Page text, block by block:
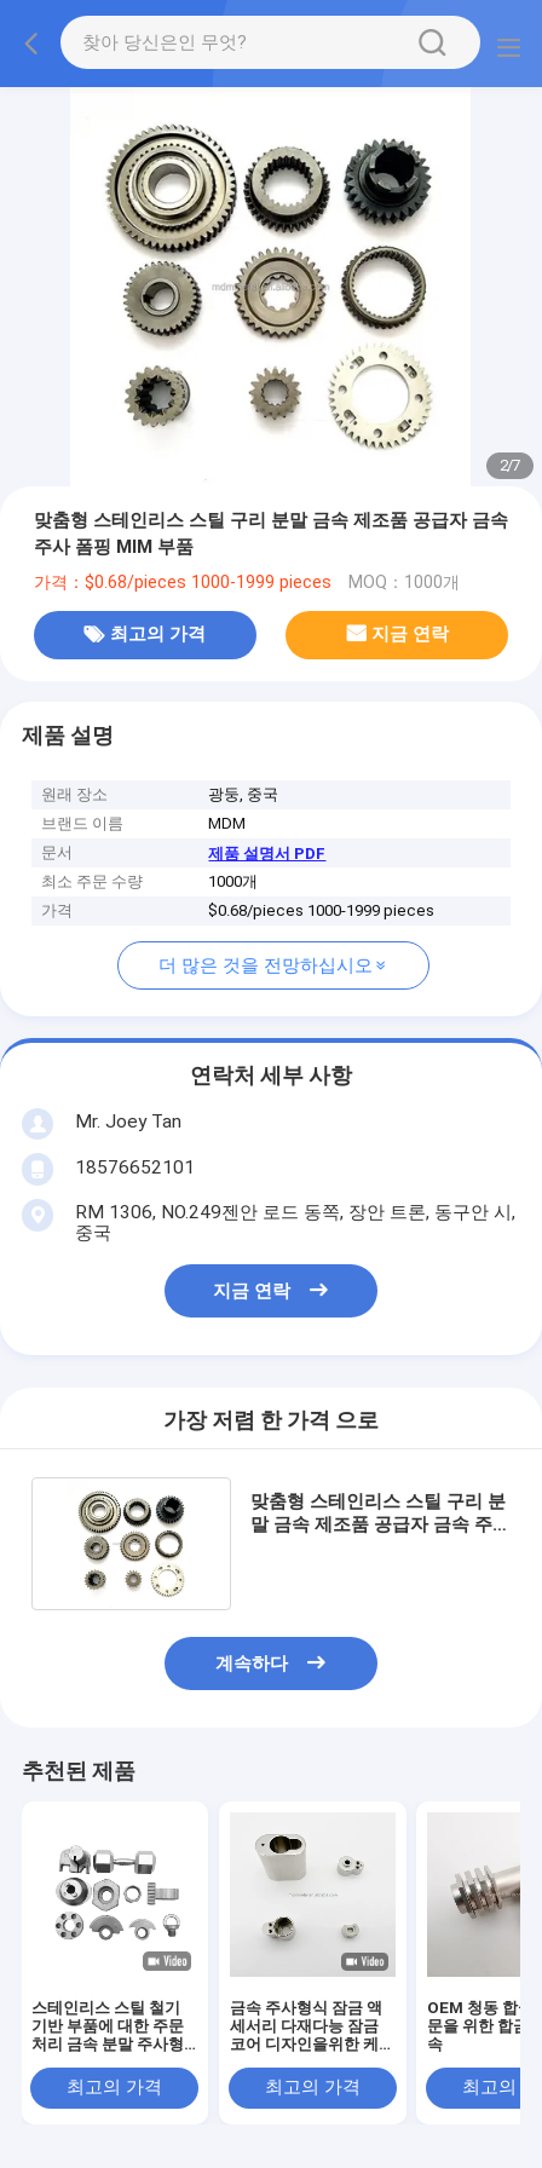
2/7
맞춤형 스테인리스 스틸 구리 분말 금속 제조품 공급자 금속
주사 폼핑 MIM 부품
가격：$0.68/pieces 1000-1999 pieces MOQ：1000개
최고의 가격 지금 연락
제품 설명
원래 장소
광둥, 중국
브랜드 이름
MDM
문서
제품 설명서 PDF
최소 주문 수량
1000개
가격
$0.68/pieces 1000-1999 pieces
더 많은 것을 전망하십시오
연락처 세부 사항
Mr. Joey Tan
18576652101
RM 1306, NO.249젠안 로드 동쪽, 장안 트론, 동구안 시,
중국
지금 연락
가장 저렴 한 가격 으로
맞춤형 스테인리스 스틸 구리 분
말 금속 제조품 공급자 금속 주
계속하다
추천된 제품
스테인리스 스틸 철기
기반 부품에 대한 주문
처리 금속 분말 주사형
최고의 가격
금속 주사형식 잠금 액
세서리 다재다능 잠금
코어 디자인을위한 케이
최고의 가격
OEM 청동 합금
문을 위한 합금
속
최고의